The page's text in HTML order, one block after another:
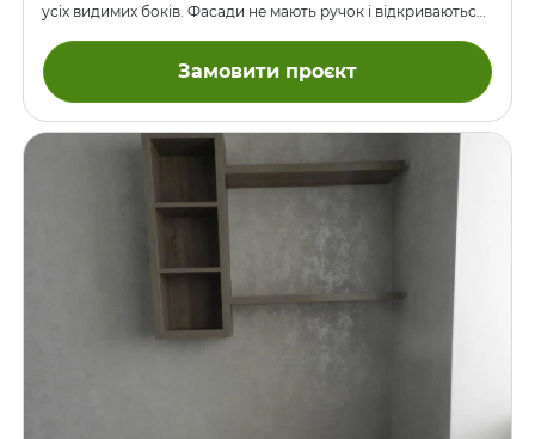
усіх видимих боків. Фасади не мають ручок і відкриваються
Замовити проєкт